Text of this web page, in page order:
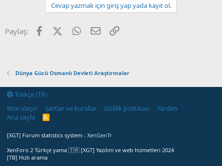
Cevap yazmak için giriş yap yada kayıt ol.
Paylaş: FacebookX (Twitter)WhatsApp
E-posta
Dünya Gücü Osmanlı Devleti Araştırmalar
Türkçe (TR)
Bize ulaşın
Şartlar ve kurallar Gizlilik politikası
Yardım
Ana sayfa
R
[XGT] Forum statistics system - XenGenTr
XenForo 2 Türkçe yama 🇹🇷 [XGT] Yazılım ve web hizmetleri 2024
[TB] Hızlı arama